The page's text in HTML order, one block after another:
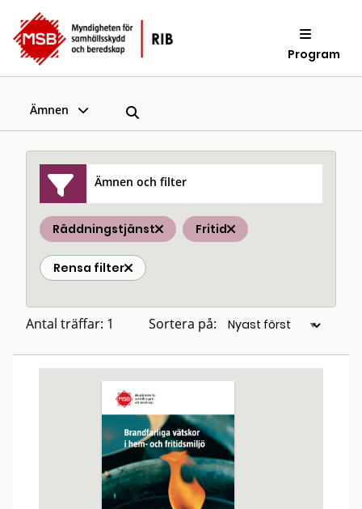
Program
Ämnen
Ämnen och filter
Räddningstjänst Fritid
Rensa filter
Antal träffar: 1 Sortera på: